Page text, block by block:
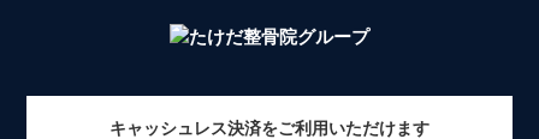
キャッシュレス決済をご利用いただけます